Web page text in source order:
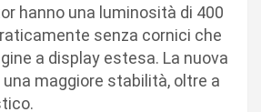
hanno una luminosità di 400
senza cornici che
a display estesa. La nuova
maggiore stabilità, oltre a